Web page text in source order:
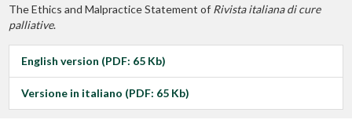
The Ethics and Malpractice Statement of Rivista italiana di cure
palliative.
English version (PDF: 65 Kb)
Versione in italiano (PDF: 65 Kb)